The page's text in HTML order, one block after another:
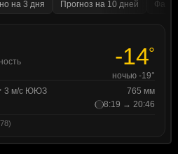
на 3 дня Прогноз на 10 дней
-14°
ночью -19°
3 м/с ЮЮЗ
765 мм
8:19 → 20:46